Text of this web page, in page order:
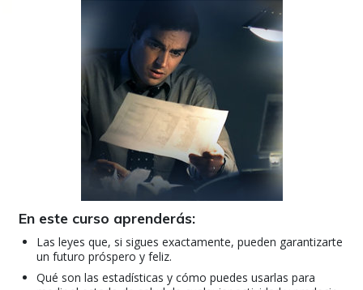
En este curso aprenderás:
Las leyes que, si sigues exactamente, pueden garantizarte
un futuro próspero y feliz.
Qué son las estadísticas y cómo puedes usarlas para